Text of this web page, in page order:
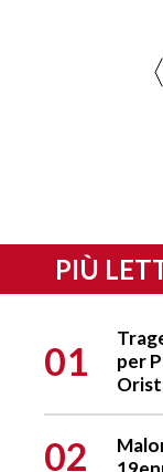
PIÙ
01
per
02